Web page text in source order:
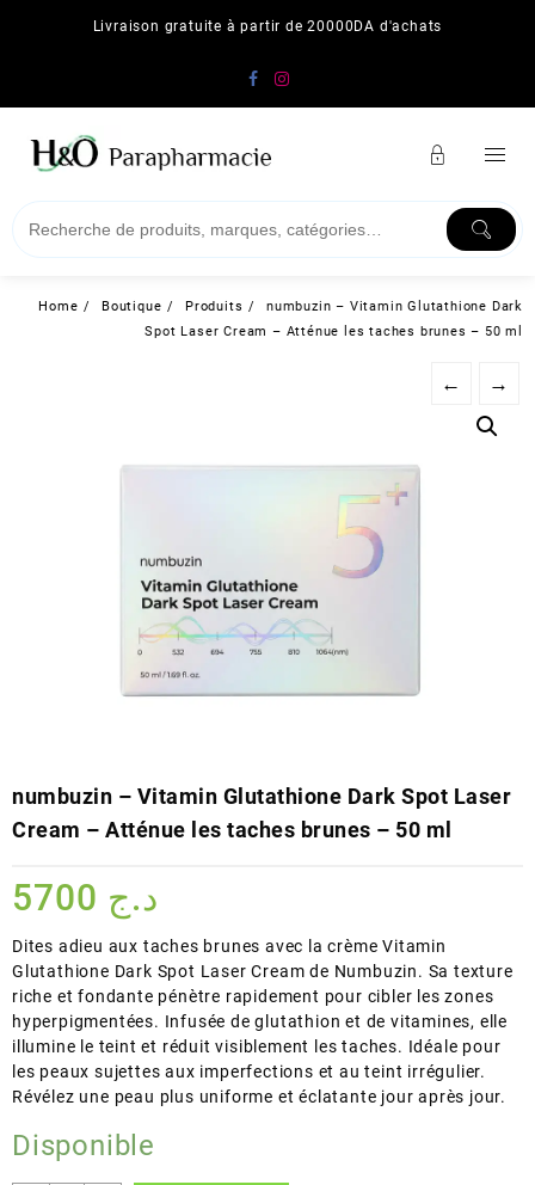
Livraison gratuite à partir de 20000DA d'achats
Home Boutique Produits
numbuzin – Vitamin Glutathione Dark
Spot Laser Cream – Atténue les taches brunes – 50 ml
← →
numbuzin – Vitamin Glutathione Dark Spot Laser
Cream – Atténue les taches brunes – 50 ml
د.ج
Dites adieu aux taches brunes avec la crème Vitamin
Glutathione Dark Spot Laser Cream de Numbuzin. Sa texture
riche et fondante pénètre rapidement pour cibler les zones
hyperpigmentées. Infusée de glutathion et de vitamines, elle
illumine le teint et réduit visiblement les taches. Idéale pour
les peaux sujettes aux imperfections et au teint irrégulier.
Révélez une peau plus uniforme et éclatante jour après jour.
Disponible